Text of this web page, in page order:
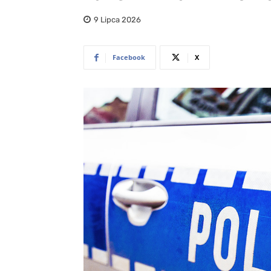
9 Lipca 2026
Facebook X